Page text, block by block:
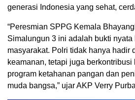
generasi Indonesia yang sehat,
“Peresmian SPPG Kemala
Simalungun 3 ini adalah bukti
masyarakat. Polri tidak hanya hadir
keamanan, tetapi juga
program ketahanan pangan dan
muda bangsa,” ujar AKP Verry